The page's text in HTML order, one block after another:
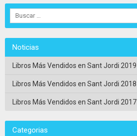
Noticias
Libros Más Vendidos en Sant Jordi 2019
Libros Más Vendidos en Sant Jordi 2018
Libros Más Vendidos en Sant Jordi 2017
Categorias